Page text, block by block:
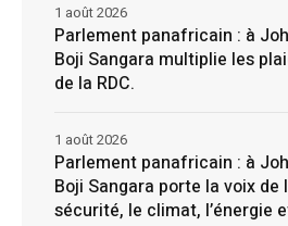
Parlement panafricain : à
Boji Sangara multiplie les
de la RDC.
1 août 2026
Parlement panafricain : à
Boji Sangara porte la voix de
sécurité, le climat, l’énergie
1 août 2026